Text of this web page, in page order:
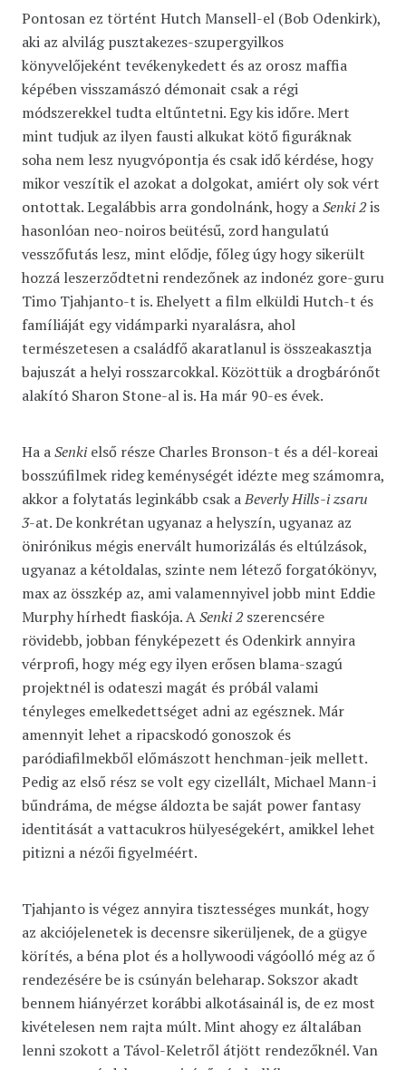
Pontosan ez történt Hutch Mansell-el (Bob Odenkirk),
aki az alvilág pusztakezes-szupergyilkos
könyvelőjeként tevékenykedett és az orosz maffia
képében visszamászó démonait csak a régi
módszerekkel tudta eltűntetni. Egy kis időre. Mert
mint tudjuk az ilyen fausti alkukat kötő figuráknak
soha nem lesz nyugvópontja és csak idő kérdése, hogy
mikor veszítik el azokat a dolgokat, amiért oly sok vért
ontottak. Legalábbis arra gondolnánk, hogy aSenki 2is
hasonlóan neo-noiros beütésű, zord hangulatú
vesszőfutás lesz, mint elődje, főleg úgy hogy sikerült
hozzá leszerződtetni rendezőnek az indonéz gore-guru
Timo Tjahjanto-t is. Ehelyett a film elküldi Hutch-t és
famíliáját egy vidámparki nyaralásra, ahol
természetesen a családfő akaratlanul is összeakasztja
bajuszát a helyi rosszarcokkal. Közöttük a drogbárónőt
alakító Sharon Stone-al is. Ha már 90-es évek.
Ha aSenkielső része Charles Bronson-t és a dél-koreai
bosszúfilmek rideg keménységét idézte meg számomra,
akkor a folytatás leginkább csak aBeverly Hills-i zsaru
3-at. De konkrétan ugyanaz a helyszín, ugyanaz az
önirónikus mégis enervált humorizálás és eltúlzások,
ugyanaz a kétoldalas, szinte nem létező forgatókönyv,
max az összkép az, ami valamennyivel jobb mint Eddie
Murphy hírhedt fiaskója. ASenki 2szerencsére
rövidebb, jobban fényképezett és Odenkirk annyira
vérprofi, hogy még egy ilyen erősen blama-szagú
projektnél is odateszi magát és próbál valami
tényleges emelkedettséget adni az egésznek. Már
amennyit lehet a ripacskodó gonoszok és
paródiafilmekből előmászott henchman-jeik mellett.
Pedig az első rész se volt egy cizellált, Michael Mann-i
bűndráma, de mégse áldozta be saját power fantasy
identitását a vattacukros hülyeségekért, amikkel lehet
pitizni a nézői figyelméért.
Tjahjanto is végez annyira tisztességes munkát, hogy
az akciójelenetek is decensre sikerüljenek, de a gügye
körítés, a béna plot és a hollywoodi vágóolló még az ő
rendezésére be is csúnyán beleharap. Sokszor akadt
bennem hiányérzet korábbi alkotásainál is, de ez most
kivételesen nem rajta múlt. Mint ahogy ez általában
lenni szokott a Távol-Keletről átjött rendezőknél. Van